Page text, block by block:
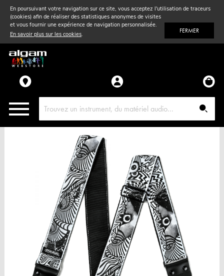
En poursuivant votre navigation sur ce site, vous acceptez l'utilisation de traceurs
(cookies) afin de réaliser des statistiques anonymes de visites
et vous fournir une expérience de navigation personnalisée.
En savoir plus sur les cookies. FERMER
Vent& Violon
Accessoires
Pièces détachées